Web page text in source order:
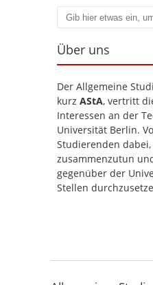
Suchen
Über uns
Der Allgemeine
kurz AStA, vertritt
Interessen an der
Universität Berlin.
Studierenden dabei,
zusammenzutun
gegenüber der
Stellen